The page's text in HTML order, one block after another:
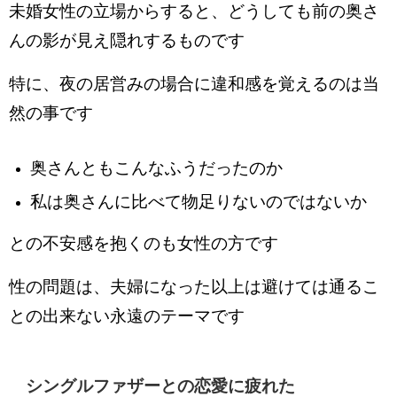
未婚女性の立場からすると、どうしても前の奥さ
んの影が見え隠れするものです
特に、夜の居営みの場合に違和感を覚えるのは当
然の事です
奥さんともこんなふうだったのか
私は奥さんに比べて物足りないのではないか
との不安感を抱くのも女性の方です
性の問題は、夫婦になった以上は避けては通るこ
との出来ない永遠のテーマです
シングルファザーとの恋愛に疲れた